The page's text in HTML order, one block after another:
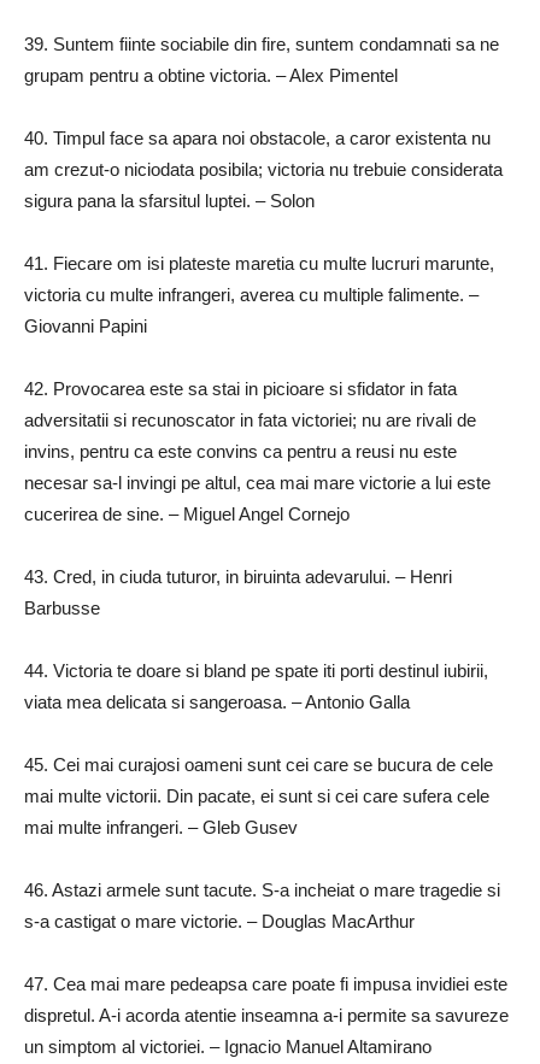
39. Suntem fiinte sociabile din fire, suntem condamnati sa ne
grupam pentru a obtine victoria. – Alex Pimentel
40. Timpul face sa apara noi obstacole, a caror existenta nu
am crezut-o niciodata posibila; victoria nu trebuie considerata
sigura pana la sfarsitul luptei. – Solon
41. Fiecare om isi plateste maretia cu multe lucruri marunte,
victoria cu multe infrangeri, averea cu multiple falimente. –
Giovanni Papini
42. Provocarea este sa stai in picioare si sfidator in fata
adversitatii si recunoscator in fata victoriei; nu are rivali de
invins, pentru ca este convins ca pentru a reusi nu este
necesar sa-l invingi pe altul, cea mai mare victorie a lui este
cucerirea de sine. – Miguel Angel Cornejo
43. Cred, in ciuda tuturor, in biruinta adevarului. – Henri
Barbusse
44. Victoria te doare si bland pe spate iti porti destinul iubirii,
viata mea delicata si sangeroasa. – Antonio Galla
45. Cei mai curajosi oameni sunt cei care se bucura de cele
mai multe victorii. Din pacate, ei sunt si cei care sufera cele
mai multe infrangeri. – Gleb Gusev
46. ​​​​Astazi armele sunt tacute. S-a incheiat o mare tragedie si
s-a castigat o mare victorie. – Douglas MacArthur
47. Cea mai mare pedeapsa care poate fi impusa invidiei este
dispretul. A-i acorda atentie inseamna a-i permite sa savureze
un simptom al victoriei. – Ignacio Manuel Altamirano